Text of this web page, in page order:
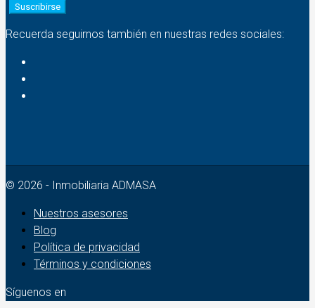
Suscribirse
Recuerda seguirnos también en nuestras redes sociales:
© 2026 - Inmobiliaria ADMASA
Nuestros asesores
Blog
Política de privacidad
Términos y condiciones
Síguenos en